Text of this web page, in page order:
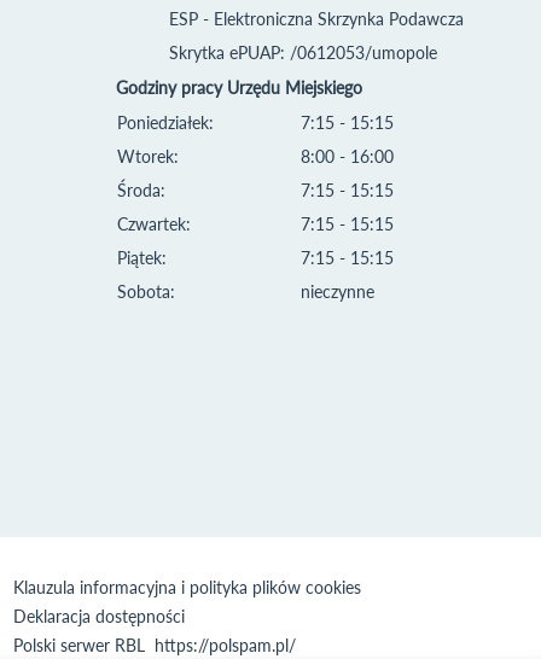
ESP - Elektroniczna Skrzynka Podawcza
Skrytka ePUAP: /0612053/umopole
Godziny pracy Urzędu Miejskiego
Poniedziałek:
Wtorek:
Środa:
Czwartek:
Piątek:
Sobota:
7:15 - 15:15
8:00 - 16:00
7:15 - 15:15
7:15 - 15:15
7:15 - 15:15
nieczynne
Klauzula informacyjna i polityka plików cookies
Deklaracja dostępności
Polski serwer RBL https://polspam.pl/